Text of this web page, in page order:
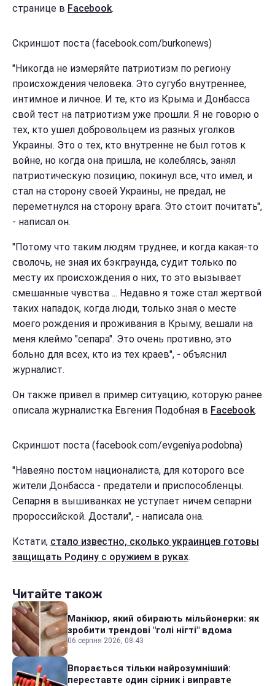
странице в Facebook.
Скриншот поста (facebook.com/burkonews)
"Никогда не измеряйте патриотизм по региону
происхождения человека. Это сугубо внутреннее,
интимное и личное. И те, кто из Крыма и Донбасса
свой тест на патриотизм уже прошли. Я не говорю о
тех, кто ушел добровольцем из разных уголков
Украины. Это о тех, кто внутренне не был готов к
войне, но когда она пришла, не колеблясь, занял
патриотическую позицию, покинул все, что имел, и
стал на сторону своей Украины, не предал, не
переметнулся на сторону врага. Это стоит почитать",
- написал он.
"Потому что таким людям труднее, и когда какая-то
сволочь, не зная их бэкграунда, судит только по
месту их происхождения о них, то это вызывает
смешанные чувства ... Недавно я тоже стал жертвой
таких нападок, когда люди, только зная о месте
моего рождения и проживания в Крыму, вешали на
меня клеймо "сепара". Это очень противно, это
больно для всех, кто из тех краев", - объяснил
журналист.
Он также привел в пример ситуацию, которую ранее
описала журналистка Евгения Подобная в Facebook.
Скриншот поста (facebook.com/evgeniya.podobna)
"Навеяно постом националиста, для которого все
жители Донбасса - предатели и приспособленцы.
Сепарня в вышиванках не уступает ничем сепарни
пророссийской. Достали", - написала она.
Кстати, стало известно, сколько украинцев готовы
защищать Родину с оружием в руках.
Читайте також
Манікюр, який обирають мільйонерки: як
зробити трендові "голі нігті" вдома
06 серпня 2026, 08:43
Впорається тільки найрозумніший:
переставте один сірник і виправте